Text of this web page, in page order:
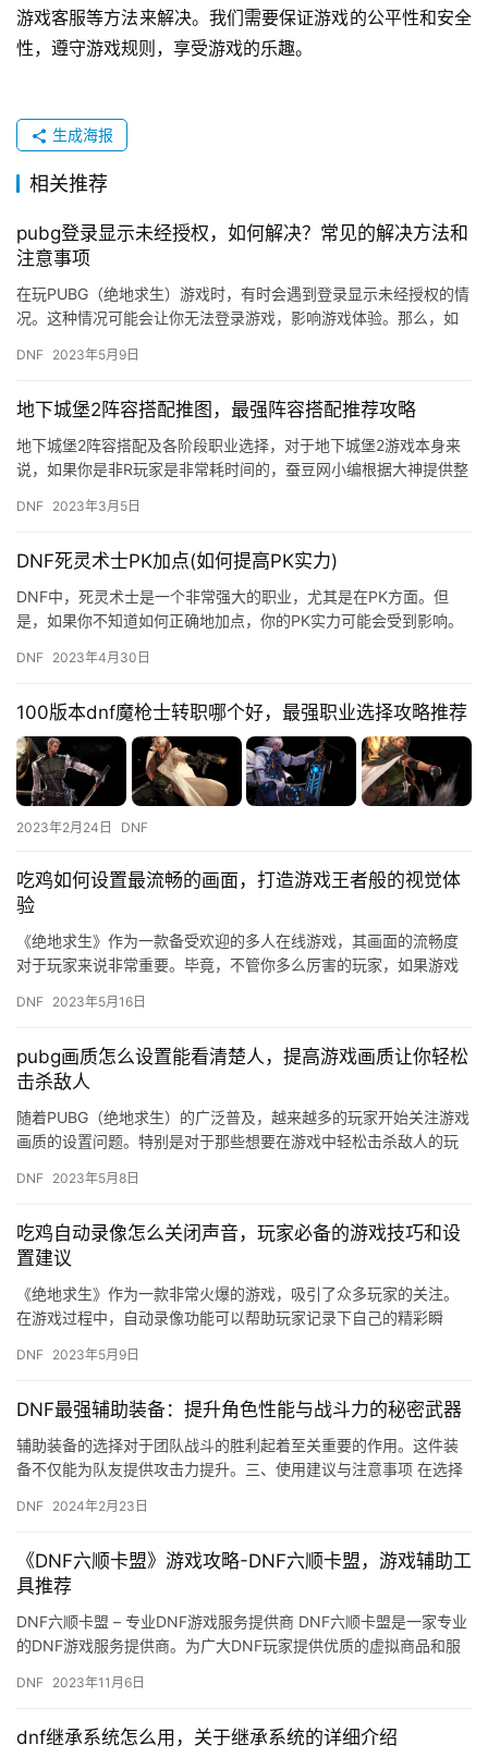
游戏客服等方法来解决。我们需要保证游戏的公平性和安全
性，遵守游戏规则，享受游戏的乐趣。
生成海报
相关推荐
pubg登录显示未经授权，如何解决？常见的解决方法和
注意事项
在玩PUBG（绝地求生）游戏时，有时会遇到登录显示未经授权的情
况。这种情况可能会让你无法登录游戏，影响游戏体验。那么，如
…
DNF 2023年5月9日
地下城堡2阵容搭配推图，最强阵容搭配推荐攻略
地下城堡2阵容搭配及各阶段职业选择，对于地下城堡2游戏本身来
说，如果你是非R玩家是非常耗时间的，蚕豆网小编根据大神提供整
下…
DNF 2023年3月5日
DNF死灵术士PK加点(如何提高PK实力)
DNF中，死灵术士是一个非常强大的职业，尤其是在PK方面。但
是，如果你不知道如何正确地加点，你的PK实力可能会受到影响。
PK…
DNF 2023年4月30日
100版本dnf魔枪士转职哪个好，最强职业选择攻略推荐
2023年2月24日 DNF
吃鸡如何设置最流畅的画面，打造游戏王者般的视觉体
验
《绝地求生》作为一款备受欢迎的多人在线游戏，其画面的流畅度
对于玩家来说非常重要。毕竟，不管你多么厉害的玩家，如果游戏
何设置…
DNF 2023年5月16日
pubg画质怎么设置能看清楚人，提高游戏画质让你轻松
击杀敌人
随着PUBG（绝地求生）的广泛普及，越来越多的玩家开始关注游戏
画质的设置问题。特别是对于那些想要在游戏中轻松击杀敌人的玩
DNF 2023年5月8日
吃鸡自动录像怎么关闭声音，玩家必备的游戏技巧和设
置建议
《绝地求生》作为一款非常火爆的游戏，吸引了众多玩家的关注。
在游戏过程中，自动录像功能可以帮助玩家记录下自己的精彩瞬
么关闭声…
DNF 2023年5月9日
DNF最强辅助装备：提升角色性能与战斗力的秘密武器
辅助装备的选择对于团队战斗的胜利起着至关重要的作用。这件装
备不仅能为队友提供攻击力提升。三、使用建议与注意事项 在选择
DNF 2024年2月23日
《DNF六顺卡盟》游戏攻略-DNF六顺卡盟，游戏辅助工
具推荐
DNF六顺卡盟 – 专业DNF游戏服务提供商 DNF六顺卡盟是一家专业
的DNF游戏服务提供商。为广大DNF玩家提供优质的虚拟商品和服
DNF 2023年11月6日
dnf继承系统怎么用，关于继承系统的详细介绍